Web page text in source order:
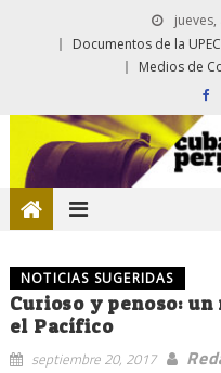
Documentos de la UPEC
Medios de
NOTICIAS SUGERIDAS
Curioso y penoso:
el Pacífico
septiembre 20, 2017